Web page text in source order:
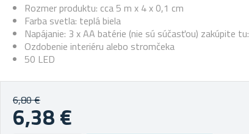
Rozmer produktu: cca 5 m x 4 x 0,1 cm
Farba svetla: teplá biela
Napájanie: 3 x AA batérie (nie sú súčasťou) zakúpite tu:
Ozdobenie interiéru alebo stromčeka
50 LED
6,80 €
6,38 €